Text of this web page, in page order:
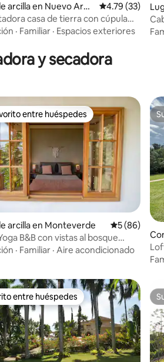
5 de 5; 15 evaluaciones
arcilla en Nuevo Aren
Calificación
4.79 (33)
casa de tierra con cúpula
de césped 2
· Familiar · Espacios exteriores
y secadora
4.97 de 5; 29 evaluaciones
mejores en Favorito entre huéspedes
entre huéspedes
arcilla en Monteverde Calificación
5 (86)
B&B con vistas al bosque
al golfo y al atardecer
· Familiar · Aire acondicionado
entre huéspedes
entre huéspedes